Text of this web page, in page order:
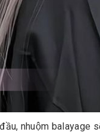
nhuộm balayage